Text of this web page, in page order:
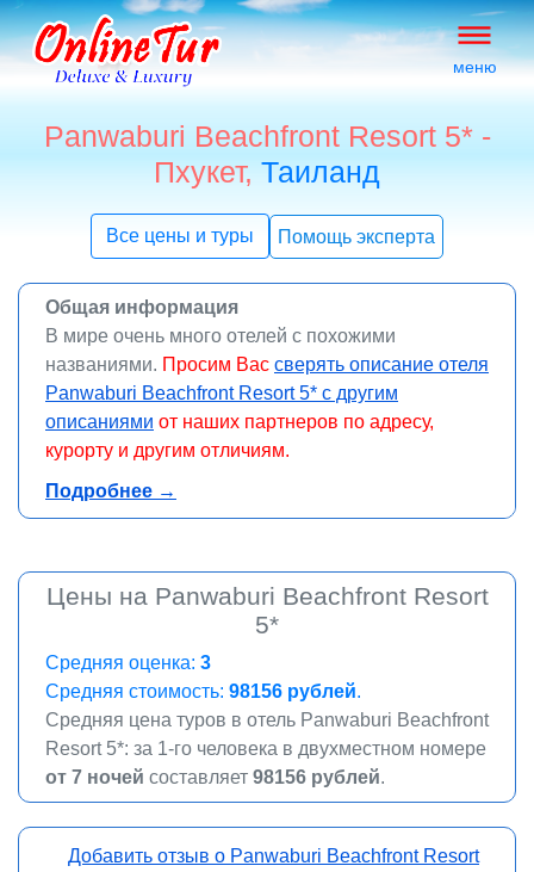
меню
Panwaburi Beachfront Resort 5* -
Пхукет, Таиланд
Все цены и туры Помощь эксперта
Общая информация
В мире очень много отелей с похожими
названиями. Просим Вас сверять описание отеля
Panwaburi Beachfront Resort 5* с другим
описаниями от наших партнеров по адресу,
курорту и другим отличиям.
online
Подробнее →
Цены на Panwaburi Beachfront Resort
5*
Средняя оценка: 3
Средняя стоимость: 98156 рублей.
Средняя цена туров в отель Panwaburi Beachfront
Resort 5*: за 1-го человека в двухместном номере
от 7 ночей составляет 98156 рублей.
Добавить отзыв о Panwaburi Beachfront Resort